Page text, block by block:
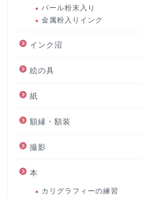
パール粉末入り
金属粉入りインク
インク沼
絵の具
紙
額縁・額装
撮影
本
カリグラフィーの練習